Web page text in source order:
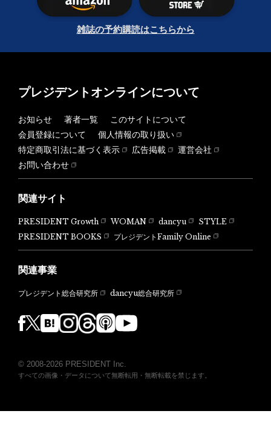
雑誌の予約購読はこちらから
プレジデントオンラインについて
お知らせ 著者一覧
このサイトについて
会員登録について
個人情報の取り扱い
特定商取引法に基づく表示
広告掲載
運営会社
お問い合わせ
関連サイト
PRESIDENT Growth WOMAN dancyu
STYLE
PRESIDENT BOOKS
プレジデントFamily Online
関連事業
プレジデント総合研究所 dancyu総合研究所
© 2008-2026 PRESIDENT Inc.
すべての画像・データについて無断転用・無断転載を禁じます。